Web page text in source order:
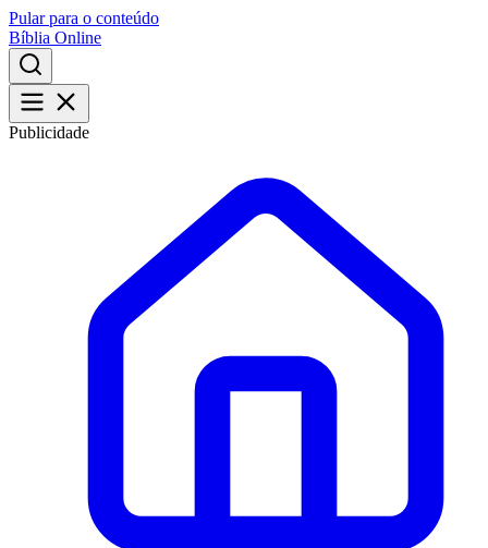
Pular para o conteúdo
Bíblia Online
Publicidade